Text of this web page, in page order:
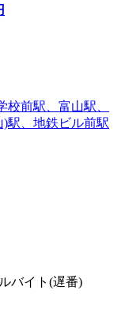
前駅、富山駅、
駅、地鉄ビル前駅
バイト(遅番)